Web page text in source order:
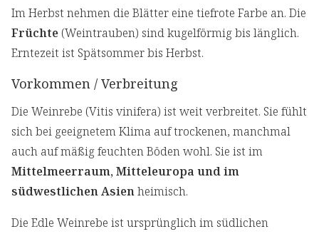
Im Herbst nehmen die Blätter eine tiefrote Farbe an. Die
Früchte (Weintrauben) sind kugelförmig bis länglich.
Erntezeit ist Spätsommer bis Herbst.
Vorkommen / Verbreitung
Die Weinrebe (Vitis vinifera) ist weit verbreitet. Sie fühlt
sich bei geeignetem Klima auf trockenen, manchmal
auch auf mäßig feuchten Böden wohl. Sie ist im
Mittelmeerraum, Mitteleuropa und im
südwestlichen Asienheimisch.
Die Edle Weinrebe ist ursprünglich im südlichen